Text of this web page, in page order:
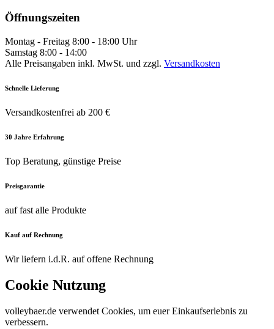
Öffnungszeiten
Montag - Freitag 8:00 - 18:00 Uhr
Samstag 8:00 - 14:00
Alle Preisangaben inkl. MwSt. und zzgl. Versandkosten
Schnelle Lieferung
Versandkostenfrei ab 200 €
30 Jahre Erfahrung
Top Beratung, günstige Preise
Preisgarantie
auf fast alle Produkte
Kauf auf Rechnung
Wir liefern i.d.R. auf offene Rechnung
Cookie Nutzung
volleybaer.de verwendet Cookies, um euer Einkaufserlebnis zu
verbessern.